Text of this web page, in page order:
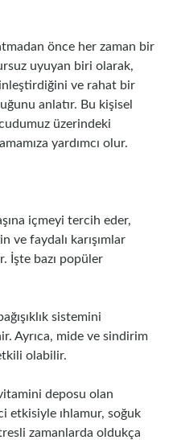
önce her zaman bir
uyuyan biri olarak,
ve rahat bir
anlatır. Bu kişisel
üzerindeki
yardımcı olur.
içmeyi tercih eder,
ve faydalı karışımlar
İşte bazı popüler
sistemini
Ayrıca, mide ve sindirim
olabilir.
deposu olan
etkisiyle ıhlamur, soğuk
zamanlarda oldukça